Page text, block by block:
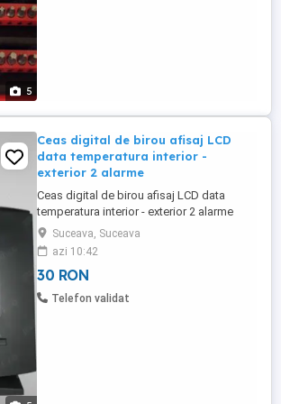
5
Ceas digital de birou afisaj LCD
data temperatura interior -
exterior 2 alarme
Ceas digital de birou afisaj LCD data
temperatura interior - exterior 2 alarme
Nota: Nu am senzorul pentru temperatura
exterior! Ceas digital Danfoss Werner
Kuster AG Alimentare 2 baterii AA Afisaj
LCD 4 linii Dimensiuni: 14,5 x 10,5 x 1.5 cm
Functii: ceas, data, temperatura interior
Suceava, Suceava
azi 10:42
30 RON
Telefon validat